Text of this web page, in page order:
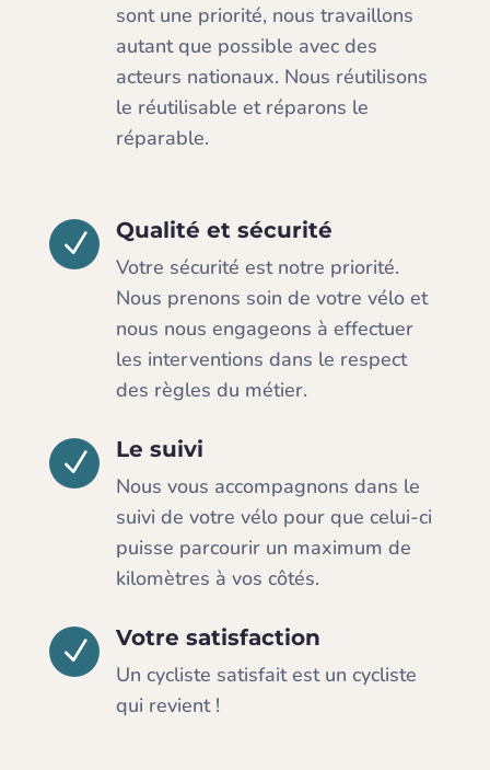
sont une priorité, nous travaillons
autant que possible avec des
acteurs nationaux. Nous réutilisons
le réutilisable et réparons le
réparable.
N
Qualité et sécurité
Votre sécurité est notre priorité.
Nous prenons soin de votre vélo et
nous nous engageons à effectuer
les interventions dans le respect
des règles du métier.
N
Le suivi
Nous vous accompagnons dans le
suivi de votre vélo pour que celui-ci
puisse parcourir un maximum de
kilomètres à vos côtés.
N
Votre satisfaction
Un cycliste satisfait est un cycliste
qui revient !